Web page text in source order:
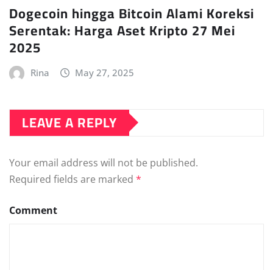
Dogecoin hingga Bitcoin Alami Koreksi
Serentak: Harga Aset Kripto 27 Mei
2025
Rina May 27, 2025
LEAVE A REPLY
Your email address will not be published.
Required fields are marked *
Comment